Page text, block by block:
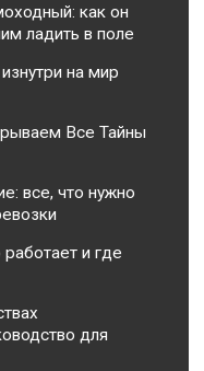
как он
ладить в поле
на мир
Все Тайны
все, что нужно
и где
для